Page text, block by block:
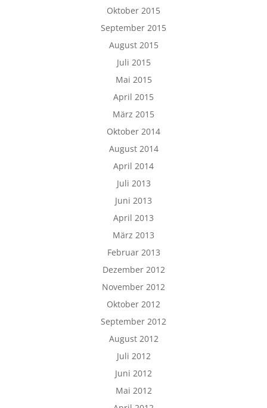
Oktober 2015
September 2015
August 2015
Juli 2015
Mai 2015
April 2015
März 2015
Oktober 2014
August 2014
April 2014
Juli 2013
Juni 2013
April 2013
März 2013
Februar 2013
Dezember 2012
November 2012
Oktober 2012
September 2012
August 2012
Juli 2012
Juni 2012
Mai 2012